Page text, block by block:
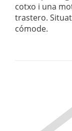
cotxo i una
trastero.
cómode.